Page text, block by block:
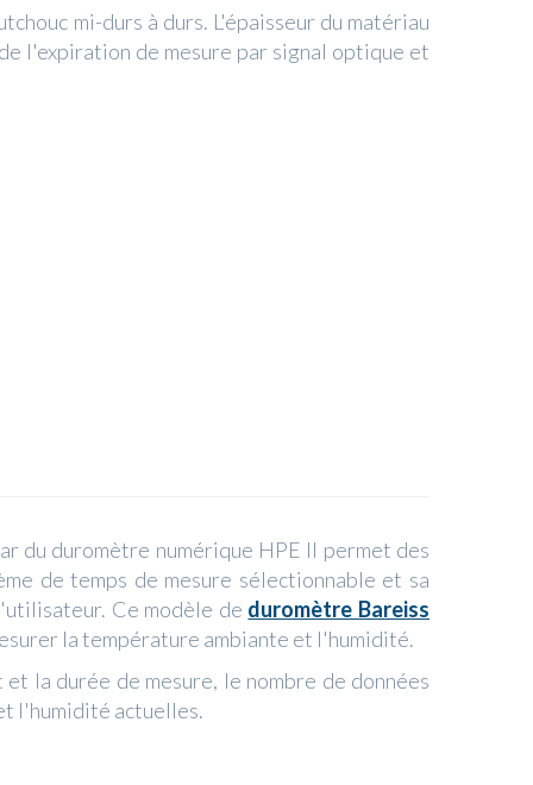
mi-durs à durs. L'épaisseur du matériau
l'expiration de mesure par signal optique et
du duromètre numérique HPE II permet des
de temps de mesure sélectionnable et sa
Ce modèle de duromètre Bareiss
la température ambiante et l'humidité.
la durée de mesure, le nombre de données
l'humidité actuelles.